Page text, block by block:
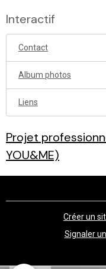
Interactif
Contact
Album photos
Liens
Projet
YOU&ME)
Créer un
Signaler